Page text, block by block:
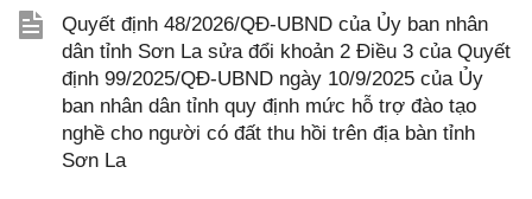
Quyết định 48/2026/QĐ-UBND của Ủy ban nhân
dân tỉnh Sơn La sửa đổi khoản 2 Điều 3 của Quyết
định 99/2025/QĐ-UBND ngày 10/9/2025 của Ủy
ban nhân dân tỉnh quy định mức hỗ trợ đào tạo
nghề cho người có đất thu hồi trên địa bàn tỉnh
Sơn La